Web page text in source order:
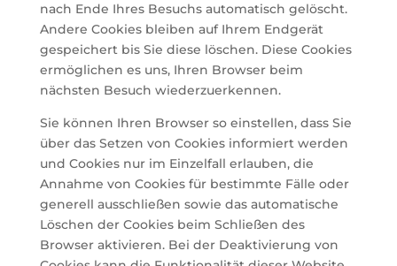
nach Ende Ihres Besuchs automatisch gelöscht.
Andere Cookies bleiben auf Ihrem Endgerät
gespeichert bis Sie diese löschen. Diese Cookies
ermöglichen es uns, Ihren Browser beim
nächsten Besuch wiederzuerkennen.
Sie können Ihren Browser so einstellen, dass Sie
über das Setzen von Cookies informiert werden
und Cookies nur im Einzelfall erlauben, die
Annahme von Cookies für bestimmte Fälle oder
generell ausschließen sowie das automatische
Löschen der Cookies beim Schließen des
Browser aktivieren. Bei der Deaktivierung von